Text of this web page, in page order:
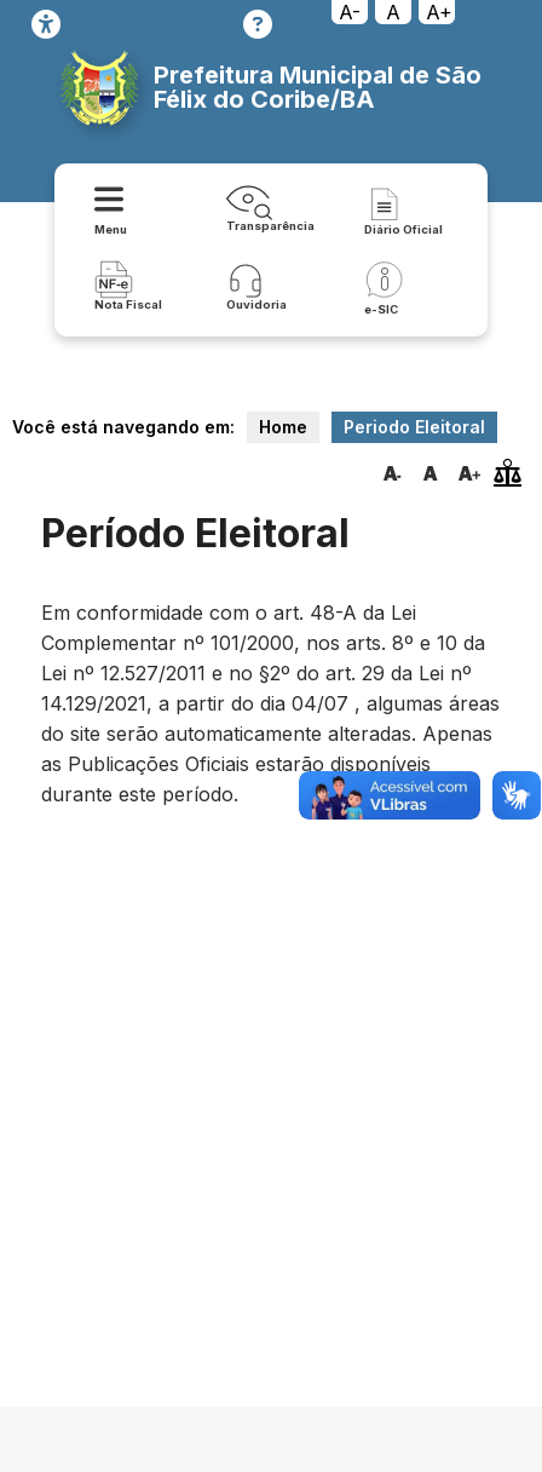
A- A A+
Prefeitura Municipal de São
Félix do Coribe/BA
Menu Transparência Diário Oficial
Nota Fiscal Ouvidoria e-SIC
Você está navegando em: Home Periodo Eleitoral
Período Eleitoral
Em conformidade com o art. 48-A da Lei
Complementar nº 101/2000, nos arts. 8º e 10 da
Lei nº 12.527/2011 e no §2º do art. 29 da Lei nº
14.129/2021, a partir do dia 04/07 , algumas áreas
do site serão automaticamente alteradas. Apenas
as Publicações Oficiais estarão disponíveis
durante este período.